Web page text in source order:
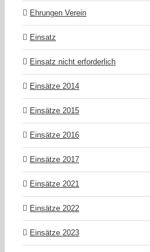
Ehrungen Verein
Einsatz
Einsatz nicht erforderlich
Einsätze 2014
Einsätze 2015
Einsätze 2016
Einsätze 2017
Einsätze 2021
Einsätze 2022
Einsätze 2023